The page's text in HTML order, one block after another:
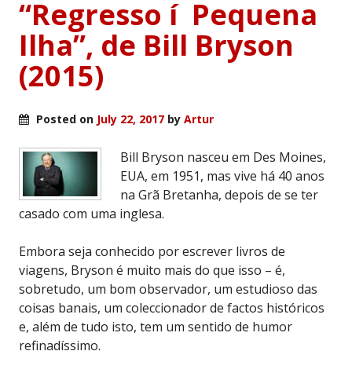
“Regresso í Pequena
Ilha”, de Bill Bryson
(2015)
Posted on July 22, 2017 by Artur
Bill Bryson nasceu em Des Moines,
EUA, em 1951, mas vive há 40 anos
na Grã Bretanha, depois de se ter
casado com uma inglesa.
Embora seja conhecido por escrever livros de
viagens, Bryson é muito mais do que isso – é,
sobretudo, um bom observador, um estudioso das
coisas banais, um coleccionador de factos históricos
e, além de tudo isto, tem um sentido de humor
refinadíssimo.